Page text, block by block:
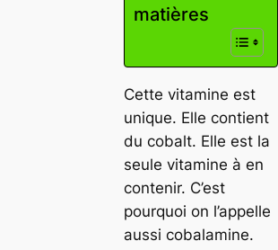
matières
Cette vitamine est
unique. Elle contient
du cobalt. Elle est la
seule vitamine à en
contenir. C’est
pourquoi on l’appelle
aussi cobalamine.